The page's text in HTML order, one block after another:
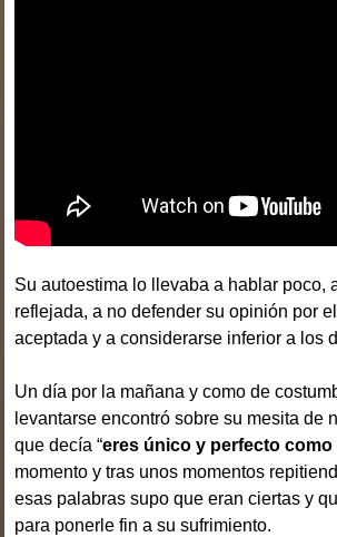
Su autoestima lo llevaba a hablar poco,
reflejada, a no defender su opinión por
aceptada y a considerarse inferior a los
Un día por la mañana y como de
levantarse encontró sobre su mesita de
que decía “eres único y perfecto como
momento y tras unos momentos
esas palabras supo que eran ciertas y
para ponerle fin a su sufrimiento.